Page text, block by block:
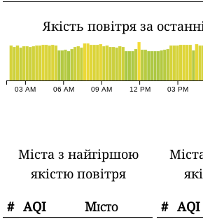
Якість повітря за
03 AM 06 AM 09 AM 12 PM 03 PM
Міста з найгіршою
якістю повітря
# AQI
Місто
# AQI